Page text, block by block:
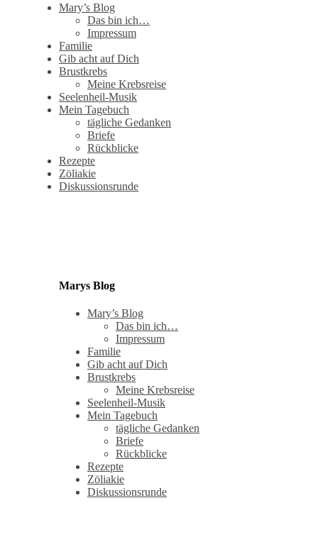
Mary’s Blog
Das bin ich…
Impressum
Familie
Gib acht auf Dich
Brustkrebs
Meine Krebsreise
Seelenheil-Musik
Mein Tagebuch
tägliche Gedanken
Briefe
Rückblicke
Rezepte
Zöliakie
Diskussionsrunde
Marys Blog
Mary’s Blog
Das bin ich…
Impressum
Familie
Gib acht auf Dich
Brustkrebs
Meine Krebsreise
Seelenheil-Musik
Mein Tagebuch
tägliche Gedanken
Briefe
Rückblicke
Rezepte
Zöliakie
Diskussionsrunde